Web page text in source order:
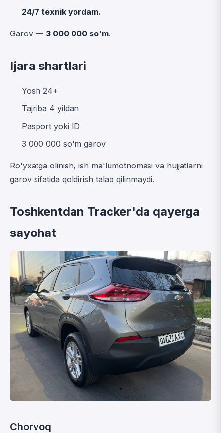
24/7 texnik yordam.
Garov — 3 000 000 so'm.
Ijara shartlari
Yosh 24+
Tajriba 4 yildan
Pasport yoki ID
3 000 000 so'm garov
Ro'yxatga olinish, ish ma'lumotnomasi va hujjatlarni
garov sifatida qoldirish talab qilinmaydi.
Toshkentdan Tracker'da qayerga
sayohat
Chorvoq